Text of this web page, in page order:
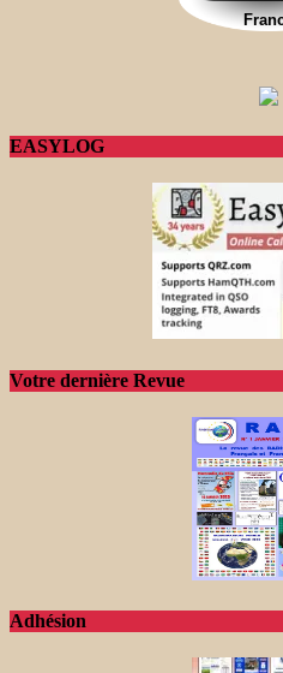
EASYLOG
Votre dernière Revue
Adhésion